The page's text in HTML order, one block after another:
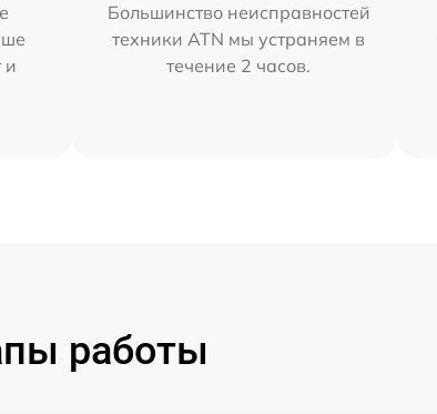
и
Большинство неисправностей
техники ATN мы устраняем в
течение 2 часов.
работы